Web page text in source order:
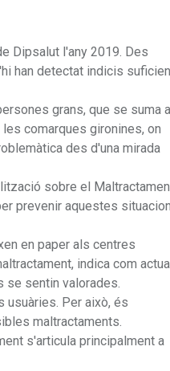
Dipsalut l'any 2019. Des
han detectat indicis
grans, que se suma al
comarques gironines, on
des d'una mirada
sobre el
prevenir aquestes
en paper als centres
indica com
se sentin valorades.
Per això, és
maltractaments.
s'articula principalment a